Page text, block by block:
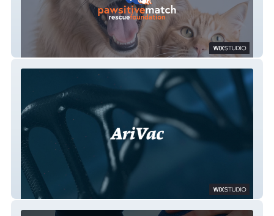
Pawsitive Match Rescue Foundation
Arivac